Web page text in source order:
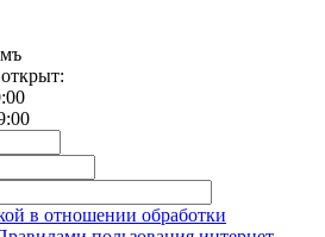
в отношении обработки